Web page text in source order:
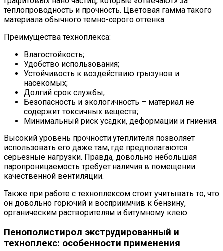
теплопроводность и прочность. Цветовая гамма такого
материала обычного темно-серого оттенка.
Преимущества техноплекса:
Влагостойкость;
Удобство использования;
Устойчивость к воздействию грызунов и
насекомых;
Долгий срок службы;
Безопасность и экологичность – материал не
содержит токсичных веществ;
Минимальный риск усадки, деформации и гниения.
Высокий уровень прочности утеплителя позволяет
использовать его даже там, где предполагаются
серьезные нагрузки. Правда, довольно небольшая
паропроницаемость требует наличия в помещении
качественной вентиляции.
Также при работе с техноплексом стоит учитывать то, что
он довольно горючий и восприимчив к бензину,
органическим растворителям и битумному клею.
Пенополистирол экструдированный и
техноплекс: особенности применения